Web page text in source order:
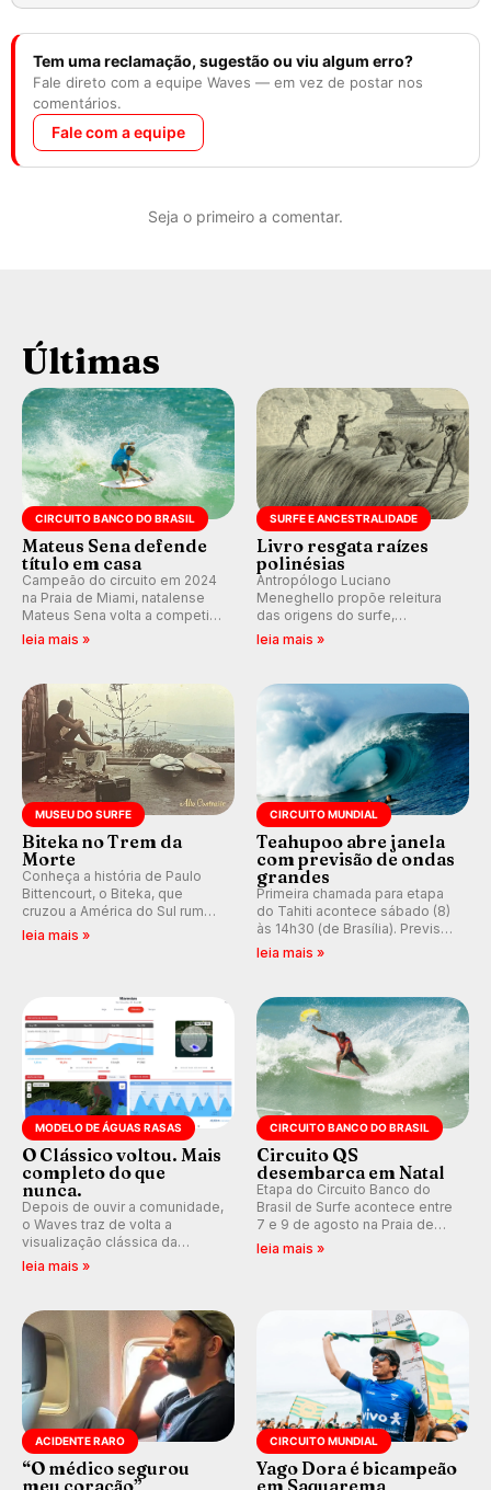
Tem uma reclamação, sugestão ou viu algum erro?
Fale direto com a equipe Waves — em vez de postar nos
comentários.
Fale com a equipe
Seja o primeiro a comentar.
Últimas
CIRCUITO BANCO DO BRASIL
Mateus Sena defende
título em casa
Campeão do circuito em 2024
na Praia de Miami, natalense
Mateus Sena volta a competir
em casa em busca de manter a
leia mais »
SURFE E ANCESTRALIDADE
Livro resgata raízes
polinésias
Antropólogo Luciano
Meneghello propõe releitura
das origens do surfe,
resgatando a cultura polinésia
prática em esporte e indústria.
leia mais »
MUSEU DO SURFE
Biteka no Trem da
Morte
Conheça a história de Paulo
Bittencourt, o Biteka, que
cruzou a América do Sul rumo
ao Pacífico em uma jornada
leia mais »
CIRCUITO MUNDIAL
Teahupoo abre janela
com previsão de ondas
grandes
Primeira chamada para etapa
do Tahiti acontece sábado (8)
às 14h30 (de Brasília). Previsão
indica swell consistente.
Kelly Slater convidado.
leia mais »
MODELO DE ÁGUAS RASAS
O Clássico voltou. Mais
completo do que
nunca.
Depois de ouvir a comunidade,
o Waves traz de volta a
visualização clássica da
previsão de águas rasas,
ondas para até 16 dias.
leia mais »
CIRCUITO BANCO DO BRASIL
Circuito QS
desembarca em Natal
Etapa do Circuito Banco do
Brasil de Surfe acontece entre
7 e 9 de agosto na Praia de
Miami (RN), em disputas
leia mais »
ACIDENTE RARO
“O médico segurou
CIRCUITO MUNDIAL
Yago Dora é bicampeão